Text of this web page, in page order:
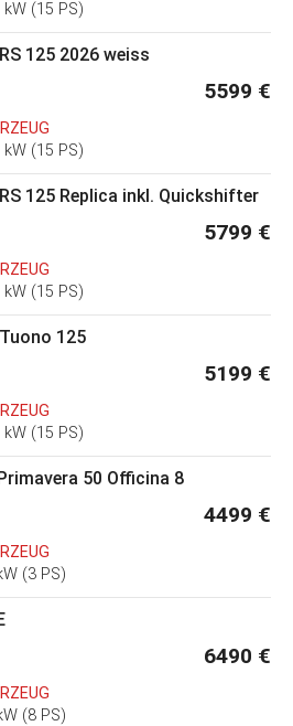
(15 PS)
125 2026 weiss
5599 €
(15 PS)
125 Replica inkl. Quickshifter
5799 €
(15 PS)
125
5199 €
(15 PS)
50 Officina 8
4499 €
(3 PS)
6490 €
(8 PS)